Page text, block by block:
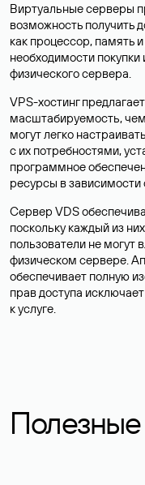
Виртуальные серверы
возможность получить
как процессор, память
необходимости покупки
физического сервера.
VPS-хостинг
масштабируемость,
могут легко
с их потребностями,
программное
ресурсы в зависимости
Сервер VDS
поскольку каждый из
пользователи не могут
физическом сервере.
обеспечивает полную
прав доступа
к услуге.
Полезные